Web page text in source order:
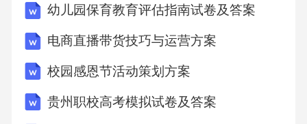
500Ω/V）会触发保护，禁止充电。1.2发动机冷
启动后怠速抖动，读取数据流发现长期燃油修
正值为+18%，短期燃油修正值在±3%波动，最
流量计信号漂移 C.燃油压力调节器真空管脱
幼儿园保育教育评估指南试卷及答案
电商直播带货技巧与运营方案
校园感恩节活动策划方案
贵州职校高考模拟试卷及答案